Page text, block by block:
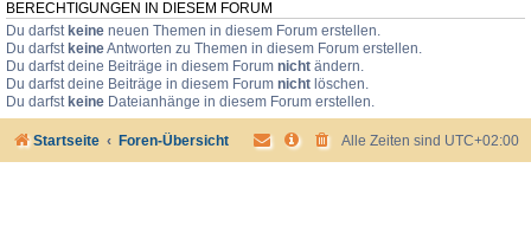
BERECHTIGUNGEN IN DIESEM FORUM
Du darfst keine neuen Themen in diesem Forum erstellen.
Du darfst keineAntworten zu Themen in diesem Forum erstellen.
Du darfst deine Beiträge in diesem Forum nicht ändern.
Du darfst deine Beiträge in diesem Forum nicht löschen.
Du darfst keine Dateianhänge in diesem Forum erstellen.
Startseite Foren-Übersicht Alle Zeiten sind UTC+02:00